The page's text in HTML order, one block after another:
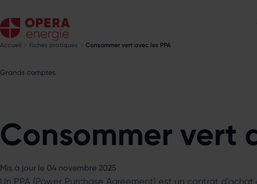
Accueil Fiches pratiques Consommer vert avec les PPA
Grands comptes
Consommer vert
Mis à jour le 04 novembre 2025
Un PPA (Power Purchase Agreement) est un contrat